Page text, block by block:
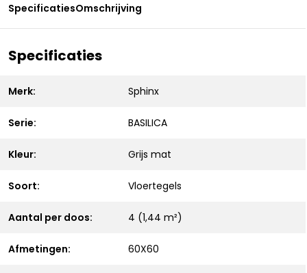
SpecificatiesOmschrijving
Specificaties
Merk: Sphinx
Serie: BASILICA
Kleur: Grijs mat
Soort: Vloertegels
Aantal per doos: 4 (1,44 m²)
Afmetingen: 60X60